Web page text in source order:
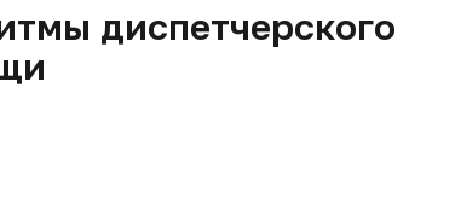
диспетчерского